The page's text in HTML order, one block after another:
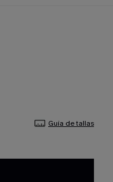
Guía de tallas